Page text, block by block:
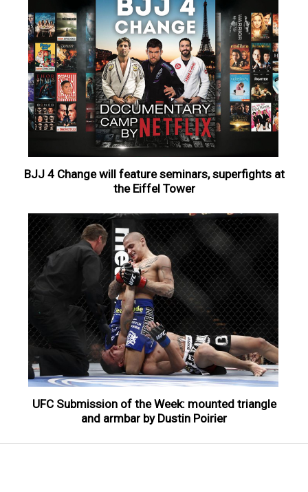
BJJ 4 Change will feature seminars, superfights at
the Eiffel Tower
UFC Submission of the Week: mounted triangle
and armbar by Dustin Poirier